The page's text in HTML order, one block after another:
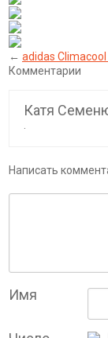
← adidas
Комментарии
Катя
Написать
Имя